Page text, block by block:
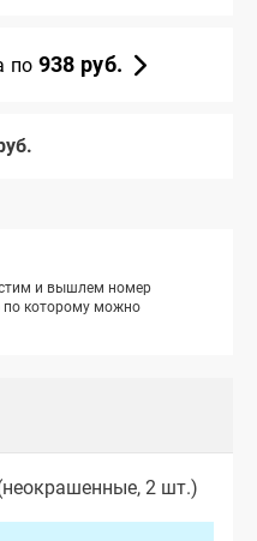
по 938 руб.
и вышлем номер
по которому можно
2 шт.)